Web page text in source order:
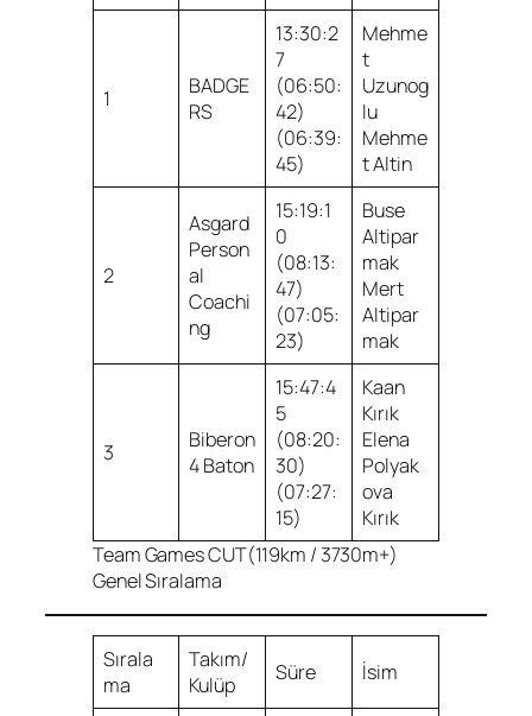
1
BADGE
RS
13:30:2
7
(06:50:
42)
(06:39:
45)
Mehme
t
Uzunog
lu
Mehme
t Altin
2
Asgard
Person
al
Coachi
ng
15:19:1
0
(08:13:
47)
(07:05:
23)
Buse
Altipar
mak
Mert
Altipar
mak
3
Biberon
4 Baton
15:47:4
5
(08:20:
30)
(07:27:
15)
Kaan
Kırık
Elena
Polyak
ova
Kırık
Team Games CUT(119km / 3730m+)
Genel Sıralama
Sırala
ma
Takım/
Kulüp
Süre İsim